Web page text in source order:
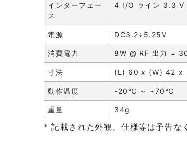
インターフェー
ス
4 I/O ライン 3.3 V
電源 DC3.2÷5.25V
消費電力 8W @ RF 出力 =
寸法 (L) 60 x (W) 42 x
動作温度 -20℃ ～ +70℃
重量 34g
* 記載された外観、仕様等は予告な